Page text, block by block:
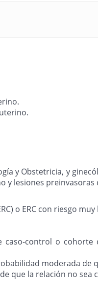
y Obstetricia, y
y lesiones preinvasoras
o ERC con riesgo muy
control o
moderada de
que la relación no sea